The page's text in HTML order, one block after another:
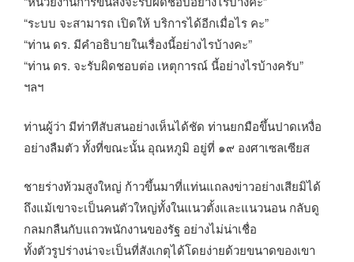
“ระบบ จะสามารถ เปิดให้ บริการได้อีกเมื่อไร คะ”
“ท่าน ดร. มีคำอธิบายในเรื่องนี้อย่างไรบ้างคะ”
“ท่าน ดร. จะรับผิดชอบต่อ เหตุการณ์ นี้อย่างไรบ้างครับ”
ฯลฯ
ท่านผู้ว่า มีท่าทีสับสนอย่างเห็นได้ชัด ท่านยกมือขึ้นปาดเหงื่อ
อย่างลืมตัว ทั้งที่ขณะนั้น อุณหภูมิ อยู่ที่ ๑๙ องศาเซลเซียส
ชายร่างท้วมสูงใหญ่ ก้าวขึ้นมาที่แท่นแถลงข่าวอย่างเสียมิได้
ถึงแม้เขาจะเป็นคนตัวใหญ่ทั้งในแนวตั้งและแนวนอน กลับดู
กลมกลืนกับแถวพนักงานของรัฐ อย่างไม่น่าเชื่อ
ทั้งตัวรูปร่างน่าจะเป็นที่สังเกตุได้โดยง่ายด้วยขนาดของเขา